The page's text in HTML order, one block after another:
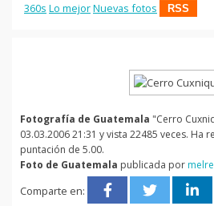
360s Lo mejorNuevas fotos RSS
Fotografía de Guatemala "Cerro
03.03.2006 21:31 y vista 22485 veces. Ha
puntación de 5.00.
Foto de Guatemala publicada por
Comparte en: